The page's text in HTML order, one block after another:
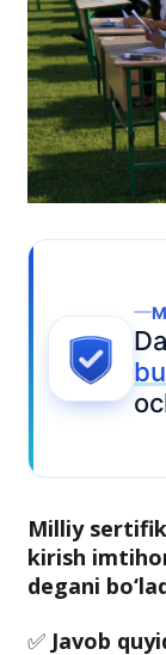
Dasturchi
bugun
ochiq.
kirish